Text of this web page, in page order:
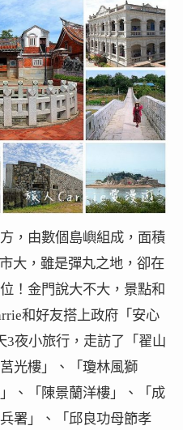
，由數個島嶼組成，面積
大，雖是彈丸之地，卻在
！金門說大不大，景點和
和好友搭上政府「安心
3夜小旅行，走訪了「翟山
光樓」、「瓊林風獅
、「陳景蘭洋樓」、「成
署」、「邱良功母節孝